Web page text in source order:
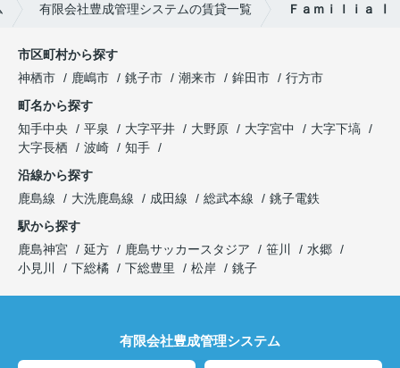
有限会社豊成管理システムの賃貸一覧 Ｆａｍｉｌｉａ Ⅰ
市区町村から探す
神栖市
鹿嶋市 銚子市 潮来市 鉾田市
行方市
町名から探す
知手中央
平泉 大字平井 大野原 大字宮中
大字下塙
大字長栖
波崎
知手
沿線から探す
鹿島線
大洗鹿島線 成田線 総武本線
銚子電鉄
駅から探す
鹿島神宮
延方 鹿島サッカースタジア 笹川
水郷
小見川
下総橘 下総豊里 松岸 銚子
有限会社豊成管理システム